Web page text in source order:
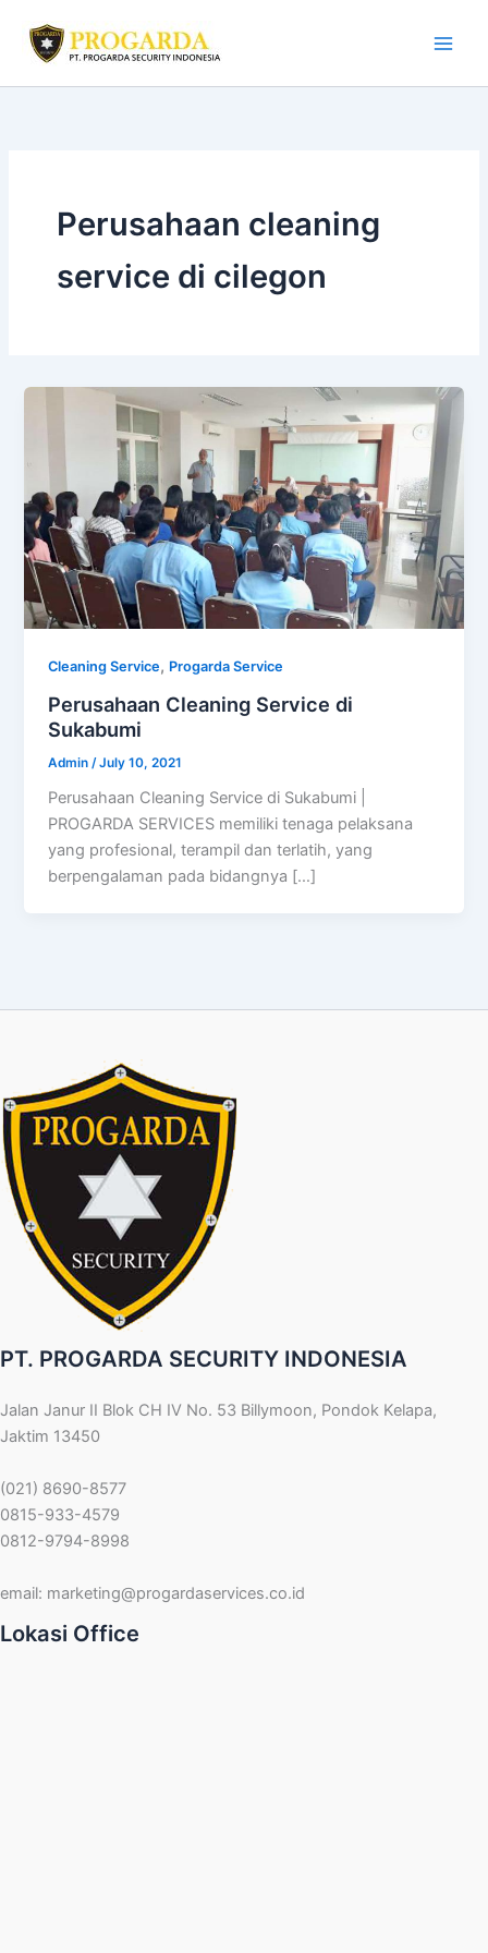
content
Perusahaan cleaning
service di cilegon
Cleaning Service, Progarda Service
Perusahaan Cleaning Service di
Sukabumi
Admin /July 10, 2021
Perusahaan Cleaning Service di Sukabumi |
PROGARDA SERVICES memiliki tenaga pelaksana
yang profesional, terampil dan terlatih, yang
berpengalaman pada bidangnya […]
PT. PROGARDA SECURITY INDONESIA
Jalan Janur II Blok CH IV No. 53 Billymoon, Pondok Kelapa,
Jaktim 13450
(021) 8690-8577
0815-933-4579
0812-9794-8998
email: marketing@progardaservices.co.id
Lokasi Office